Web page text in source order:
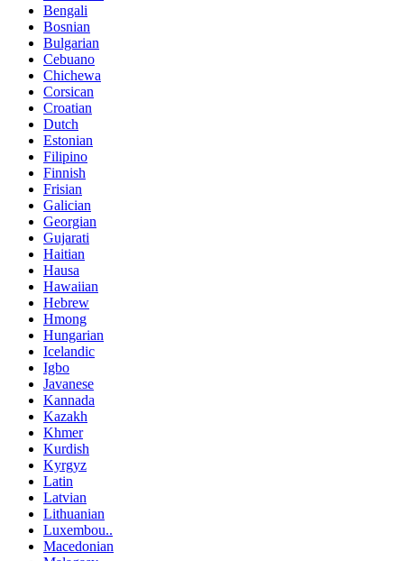
Bengali
Bosnian
Bulgarian
Cebuano
Chichewa
Corsican
Croatian
Dutch
Estonian
Filipino
Finnish
Frisian
Galician
Georgian
Gujarati
Haitian
Hausa
Hawaiian
Hebrew
Hmong
Hungarian
Icelandic
Igbo
Javanese
Kannada
Kazakh
Khmer
Kurdish
Kyrgyz
Latin
Latvian
Lithuanian
Luxembou..
Macedonian